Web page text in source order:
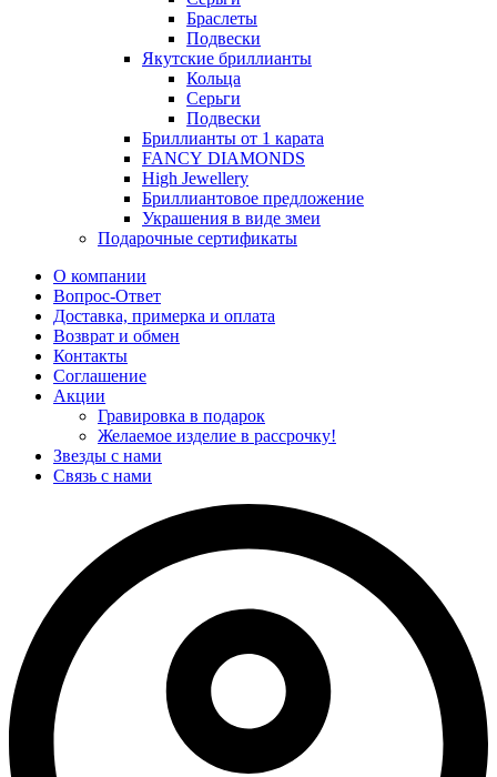
Браслеты
Подвески
Якутские бриллианты
Кольца
Серьги
Подвески
Бриллианты от 1 карата
FANCY DIAMONDS
High Jewellery
Бриллиантовое предложение
Украшения в виде змеи
Подарочные сертификаты
О компании
Вопрос-Ответ
Доставка, примерка и оплата
Возврат и обмен
Контакты
Соглашение
Акции
Гравировка в подарок
Желаемое изделие в рассрочку!
Звезды с нами
Связь с нами